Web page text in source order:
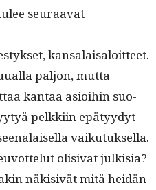
seu­raa­vat
kansalaisa­loit­teet.
paljon, mut­ta
kan­taa asioi­hin suo­
pelkki­in epä­tyy­dyt­
vaikutuksella.
oli­si­vat julk­isia?
näk­i­sivät mitä hei­dän